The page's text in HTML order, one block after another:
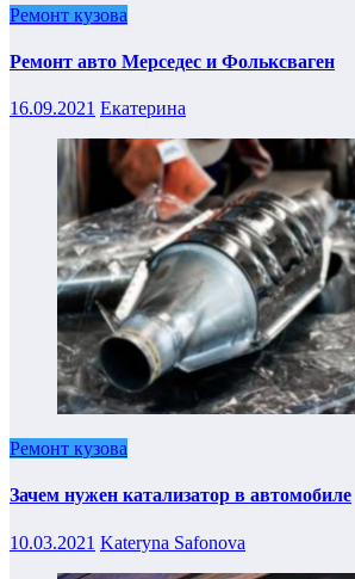
Ремонт кузова
Ремонт авто Мерседес и Фольксваген
16.09.2021 Екатерина
Ремонт кузова
Зачем нужен катализатор в автомобиле
10.03.2021 Kateryna Safonova